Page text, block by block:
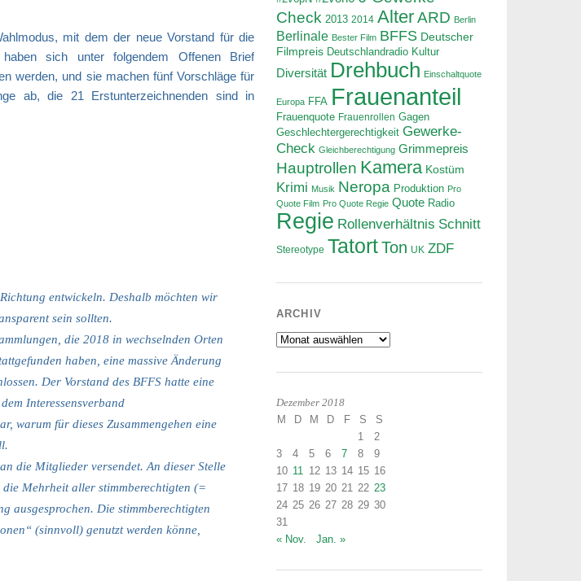
mit dem der neue Vorstand für die
sich unter folgendem Offenen Brief
werden, und sie machen fünf Vorschläge für
ab, die 21 Erstunterzeichnenden sind in
entwickeln. Deshalb möchten wir
sein sollten.
die 2018 in wechselnden Orten
haben, eine massive Änderung
Der Vorstand des BFFS hatte eine
Interessensverband
warum für dieses Zusammengehen eine
die Mitglieder versendet. An dieser Stelle
Mehrheit aller stimmberechtigten (=
ausgesprochen. Die stimmberechtigten
(sinnvoll) genutzt werden könne,
Check 2013 2014 Alter ARD Berlin
Berlinale Bester Film BFFS Deutscher
Filmpreis Deutschlandradio Kultur
Diversität Drehbuch Einschaltquote
Europa FFA Frauenanteil
Frauenquote Frauenrollen Gagen
Geschlechtergerechtigkeit Gewerke-
Check Gleichberechtigung Grimmepreis
Hauptrollen Kamera Kostüm
Krimi Musik Neropa Produktion Pro
Quote Film Pro Quote Regie Quote Radio
Regie Rollenverhältnis Schnitt
Stereotype Tatort Ton UK ZDF
ARCHIV
Archiv
Dezember 2018
M D M D F S
S
1
2
3
4 5 6 7 8
9
10 11 12 13 14 15 16
17 18 19 20 21 22 23
24 25 26 27 28 29 30
31
« Nov.
Jan. »